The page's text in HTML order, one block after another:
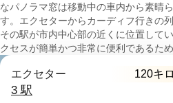
なパノラマ窓は移動中の車内から素晴
す。エクセターからカーディフ行きの
その駅が市内中心部の近くに位置して
クセスが簡単かつ非常に便利であるため
エクセター 120キロ
3 駅